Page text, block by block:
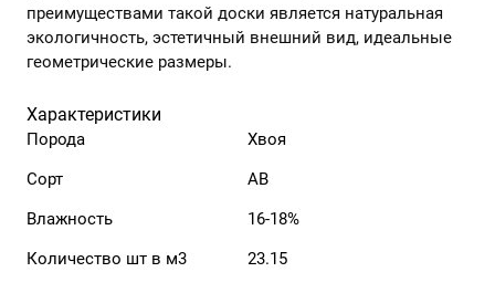
преимуществами такой доски является натуральная
экологичность, эстетичный внешний вид, идеальные
геометрические размеры.
Характеристики
Порода
Хвоя
Сорт
АВ
Влажность
16-18%
Количество шт в м3
23.15